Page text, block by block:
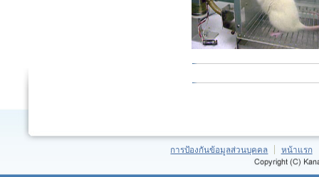
การป้องกันข้อมูลส่วนบุคคล หน้าแรก